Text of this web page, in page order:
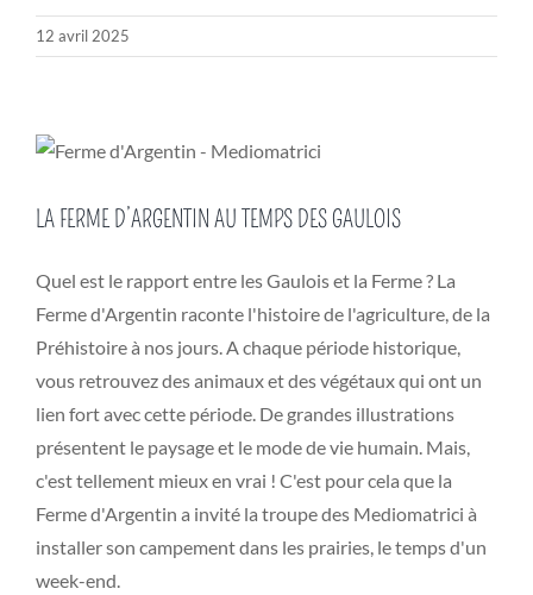
12 avril 2025
LA FERME D’ARGENTIN AU TEMPS DES GAULOIS
Quel est le rapport entre les Gaulois et la Ferme ? La
Ferme d'Argentin raconte l'histoire de l'agriculture, de la
Préhistoire à nos jours. A chaque période historique,
vous retrouvez des animaux et des végétaux qui ont un
lien fort avec cette période. De grandes illustrations
présentent le paysage et le mode de vie humain. Mais,
c'est tellement mieux en vrai ! C'est pour cela que la
Ferme d'Argentin a invité la troupe des Mediomatrici à
installer son campement dans les prairies, le temps d'un
week-end.